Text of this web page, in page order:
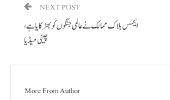
NEXT POST
ایکسس بلاک مما لک نے عالمی جنگوں کو بھڑکایا ہے،
چینی میڈیا
More From Author